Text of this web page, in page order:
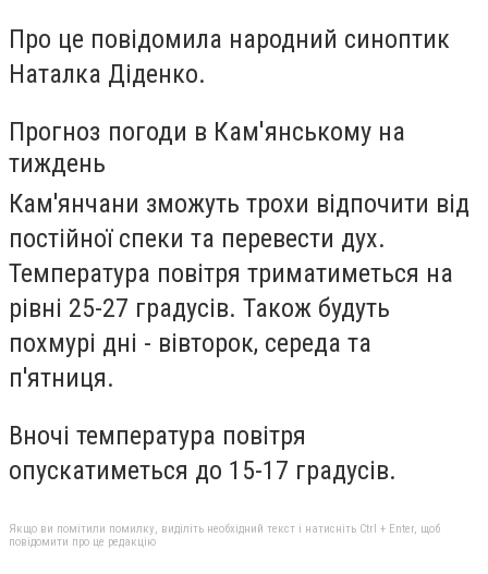
Про це повідомила народний синоптик
Наталка Діденко.
Прогноз погоди в Кам'янському на
тиждень
Кам'янчани зможуть трохи відпочити від
постійної спеки та перевести дух.
Температура повітря триматиметься на
рівні 25-27 градусів. Також будуть
похмурі дні - вівторок, середа та
п'ятниця.
Вночі температура повітря
опускатиметься до 15-17 градусів.
Якщо ви помітили помилку, виділіть необхідний текст і натисніть Ctrl + Enter, щоб
повідомити про це редакцію